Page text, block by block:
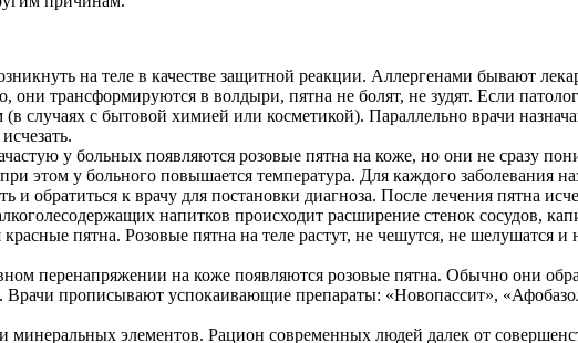
на теле в качестве защитной реакции. Аллергенами бывают
трансформируются в волдыри, пятна не болят, не зудят. Если
(в случаях с бытовой химией или косметикой). Параллельно врачи
у больных появляются розовые пятна на коже, но они не сразу
этом у больного повышается температура. Для каждого заболевания
обратиться к врачу для постановки диагноза. После лечения пятна
напитков происходит расширение стенок сосудов,
пятна. Розовые пятна на теле растут, не чешутся, не шелушатся
перенапряжении на коже появляются розовые пятна. Обычно они
Врачи прописывают успокаивающие препараты: «Новопассит»,
минеральных элементов. Рацион современных людей далек от